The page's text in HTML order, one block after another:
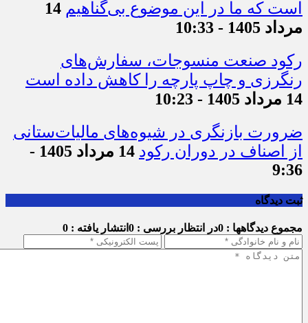
است که ما در این موضوع بی‌گناهیم 14
مرداد 1405 - 10:33
رکود صنعت منسوجات، سفارش‌های
رنگرزی و چاپ پارچه را کاهش داده است
14 مرداد 1405 - 10:23
ضرورت بازنگری در شیوه‌های مالیات‌ستانی
از اصناف در دوران رکود
14 مرداد 1405 -
9:36
ثبت دیدگاه
مجموع دیدگاهها : 0 در انتظار بررسی : 0 انتشار یافته : 0